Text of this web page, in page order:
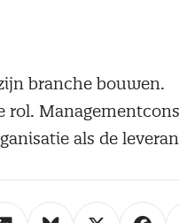
branche bouwen.
rol.
als de